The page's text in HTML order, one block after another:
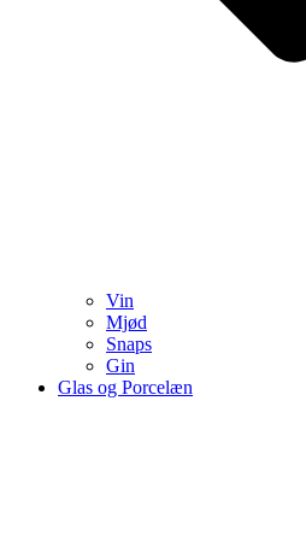
Vin
Mjød
Snaps
Gin
Glas og Porcelæn